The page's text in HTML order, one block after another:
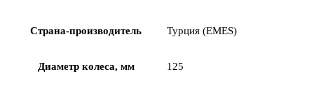
Страна-производитель Турция (EMES)
Диаметр колеса, мм 125